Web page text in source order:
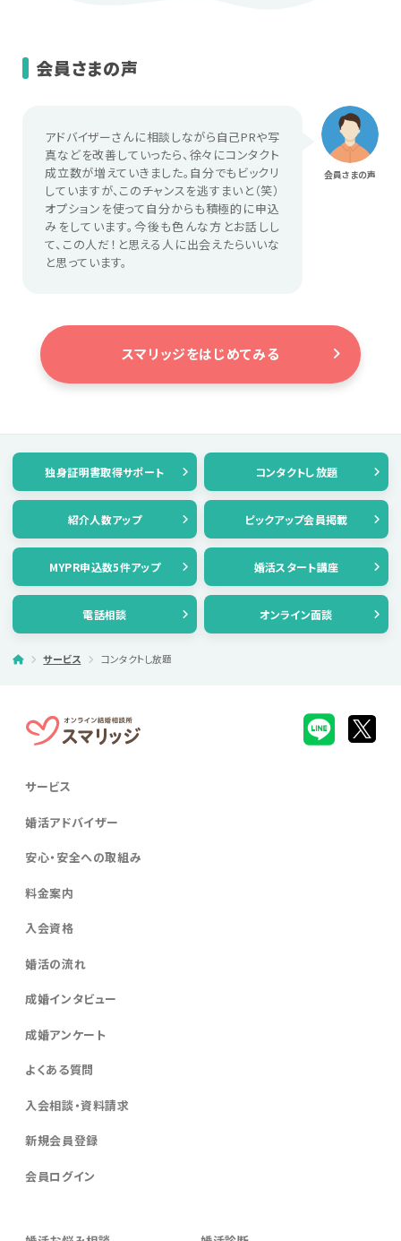
会員さまの声
アドバイザーさんに相談しながら自己PRや写
真などを改善していったら、徐々にコンタクト
成立数が増えていきました。自分でもビックリ
していますが、このチャンスを逃すまいと（笑）
オプションを使って自分からも積極的に申込
みをしています。今後も色んな方とお話しし
て、この人だ！と思える人に出会えたらいいな
と思っています。
会員さまの声
スマリッジをはじめてみる
独身証明書取得サポート コンタクトし放題
紹介人数アップ ピックアップ会員掲載
MYPR申込数5件アップ 婚活スタート講座
電話相談 オンライン面談
サービス コンタクトし放題
サービス
婚活アドバイザー
安心・安全への取組み
料金案内
入会資格
婚活の流れ
成婚インタビュー
成婚アンケート
よくある質問
入会相談・資料請求
新規会員登録
会員ログイン